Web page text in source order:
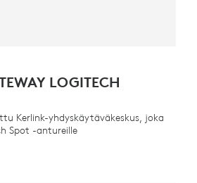
LOGITECH
Kerlink-yhdyskäytäväkeskus, joka
Spot -antureille